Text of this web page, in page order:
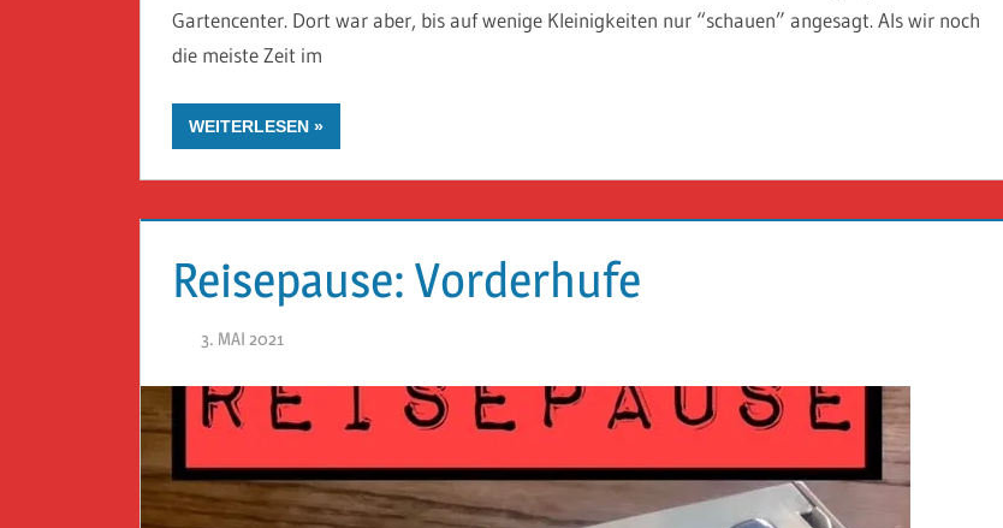
Gartencenter. Dort war aber, bis auf wenige Kleinigkeiten nur “schauen” angesagt. Als wir noch
die meiste Zeit im
WEITERLESEN
Reisepause: Vorderhufe
3. MAI 2021